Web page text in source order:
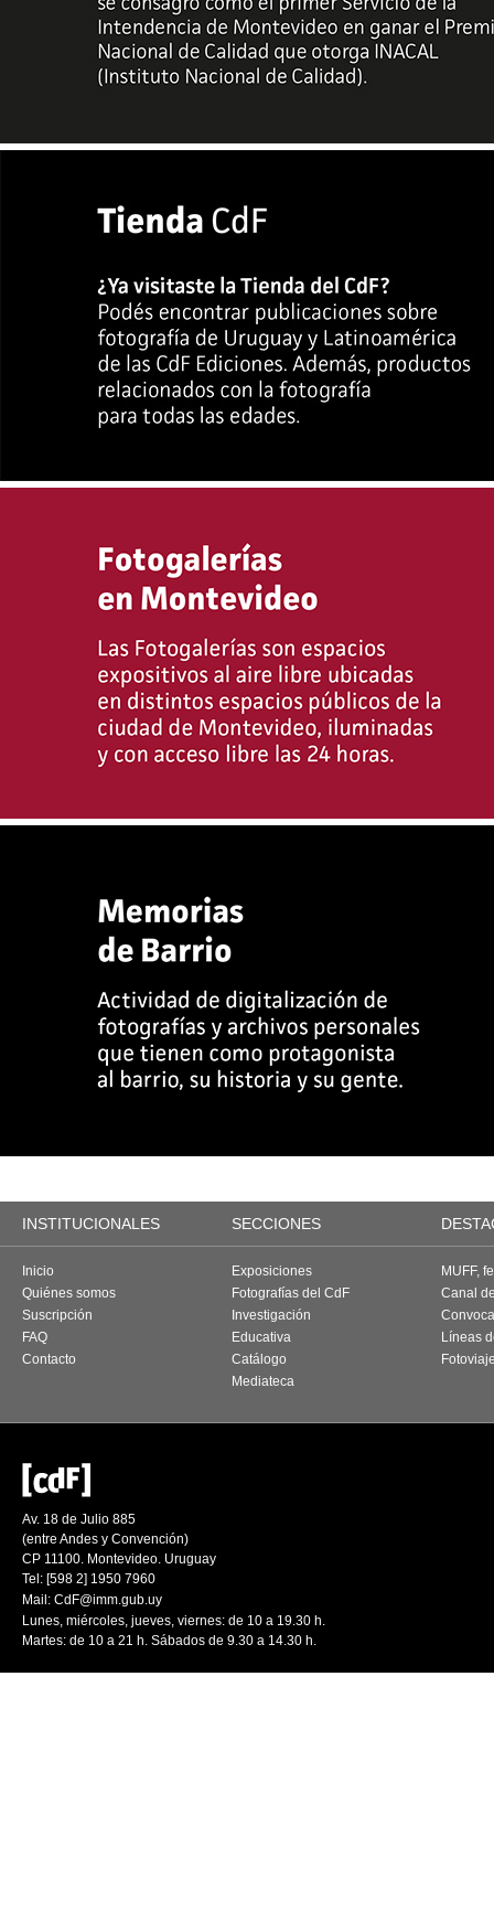
INSTITUCIONALES SECCIONES
Inicio
Quiénes somos
Suscripción
FAQ
Contacto
Exposiciones
Fotografías del CdF
Investigación
Educativa
Catálogo
Mediateca
MUFF,
Canal
Líneas
Av. 18 de Julio 885
(entre Andes y Convención)
CP 11100. Montevideo. Uruguay
Tel: [598 2] 1950 7960
Mail: CdF@imm.gub.uy
Lunes, miércoles, jueves, viernes: de 10 a 19.30 h.
Martes: de 10 a 21 h. Sábados de 9.30 a 14.30 h.